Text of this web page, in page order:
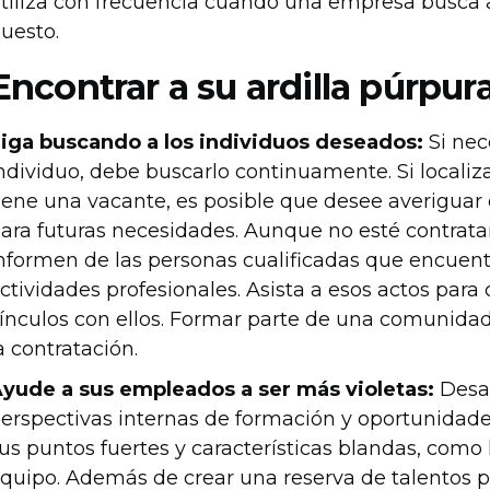
a su ardilla
buscando a los individuos deseados: Si
debe buscarlo continuamente. Si
una vacante, es posible que desee
futuras necesidades. Aunque no esté
de las personas cualificadas que
profesionales. Asista a esos actos
con ellos. Formar parte de una
contratación.
a sus empleados a ser más violetas:
internas de formación y
puntos fuertes y características blandas,
Además de crear una reserva de talentos